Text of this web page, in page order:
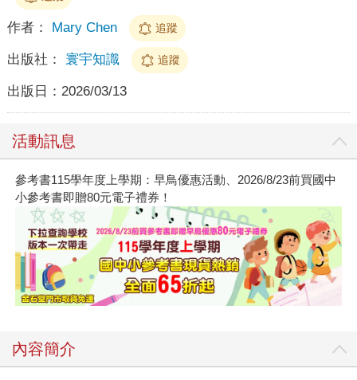
作者： Mary Chen 追蹤
出版社： 寰宇知識 追蹤
出版日： 2026/03/13
活動訊息
參考書115學年度上學期：早鳥優惠活動、2026/8/23前買國中
小參考書即贈80元電子禮券！
內容簡介